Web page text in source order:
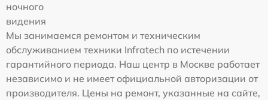
ночного
видения
Мы занимаемся ремонтом и техническим
обслуживанием техники Infratech по истечении
гарантийного периода. Наш центр в Москве работает
независимо и не имеет официальной авторизации от
производителя. Цены на ремонт, указанные на сайте,